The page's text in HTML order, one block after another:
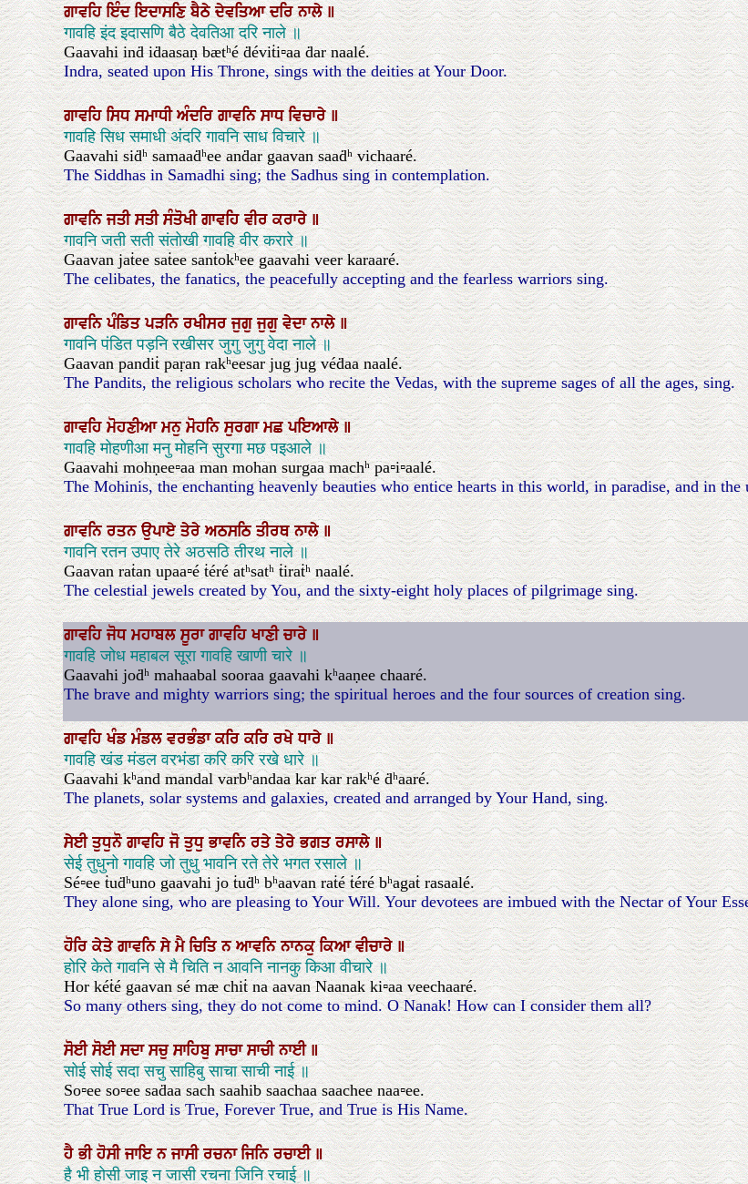
ਗਾਵਹਿਇੰਦਇਦਾਸਣਿਬੈਠੇਦੇਵਤਿਆਦਰਿਨਾਲੇ॥
गावहि इंद इदासणि बैठे देवतिआ दरि नाले ॥
Gaavahi inḋ iḋaasaṇ bætʰé ḋéviṫi▫aa ḋar naalé.
Indra, seated upon His Throne, sings with the deities at Your Door.
ਗਾਵਹਿਸਿਧਸਮਾਧੀਅੰਦਰਿਗਾਵਨਿਸਾਧਵਿਚਾਰੇ॥
गावहि सिध समाधी अंदरि गावनि साध विचारे ॥
Gaavahi siḋʰ samaaḋʰee anḋar gaavan saaḋʰ vichaaré.
The Siddhas in Samadhi sing; the Sadhus sing in contemplation.
ਗਾਵਨਿਜਤੀਸਤੀਸੰਤੋਖੀਗਾਵਹਿਵੀਰਕਰਾਰੇ॥
गावनि जती सती संतोखी गावहि वीर करारे ॥
Gaavan jaṫee saṫee sanṫokʰee gaavahi veer karaaré.
The celibates, the fanatics, the peacefully accepting and the fearless warriors sing.
ਗਾਵਨਿਪੰਡਿਤਪੜਨਿਰਖੀਸਰਜੁਗੁਜੁਗੁਵੇਦਾਨਾਲੇ॥
गावनि पंडित पड़नि रखीसर जुगु जुगु वेदा नाले ॥
Gaavan pandiṫ paṛan rakʰeesar jug jug véḋaa naalé.
The Pandits, the religious scholars who recite the Vedas, with the supreme sages of all the ages, sing.
ਗਾਵਹਿਮੋਹਣੀਆਮਨੁਮੋਹਨਿਸੁਰਗਾਮਛਪਇਆਲੇ॥
गावहि मोहणीआ मनु मोहनि सुरगा मछ पइआले ॥
Gaavahi mohṇee▫aa man mohan surgaa machʰ pa▫i▫aalé.
The Mohinis, the enchanting heavenly beauties who entice hearts in this world, in paradise, and in
ਗਾਵਨਿਰਤਨਉਪਾਏਤੇਰੇਅਠਸਠਿਤੀਰਥਨਾਲੇ॥
गावनि रतन उपाए तेरे अठसठि तीरथ नाले ॥
Gaavan raṫan upaa▫é ṫéré atʰsatʰ ṫiraṫʰ naalé.
The celestial jewels created by You, and the sixty-eight holy places of pilgrimage sing.
ਗਾਵਹਿ ਜੋਧ ਮਹਾਬਲ ਸੂਰਾਗਾਵਹਿ ਖਾਣੀਚਾਰੇ ॥
गावहि जोध महाबल सूरा गावहि खाणी चारे ॥
Gaavahi joḋʰ mahaabal sooraa gaavahi kʰaaṇee chaaré.
The brave and mighty warriors sing; the spiritual heroes and the four sources of creation sing.
ਗਾਵਹਿਖੰਡਮੰਡਲਵਰਭੰਡਾਕਰਿਕਰਿਰਖੇਧਾਰੇ॥
गावहि खंड मंडल वरभंडा करि करि रखे धारे ॥
Gaavahi kʰand mandal varbʰandaa kar kar rakʰé ḋʰaaré.
The planets, solar systems and galaxies, created and arranged by Your Hand, sing.
ਸੇਈਤੁਧੁਨੋਗਾਵਹਿਜੋਤੁਧੁਭਾਵਨਿਰਤੇਤੇਰੇਭਗਤਰਸਾਲੇ॥
सेई तुधुनो गावहि जो तुधु भावनि रते तेरे भगत रसाले ॥
Sé▫ee ṫuḋʰuno gaavahi jo ṫuḋʰ bʰaavan raṫé ṫéré bʰagaṫ rasaalé.
They alone sing, who are pleasing to Your Will. Your devotees are imbued with the Nectar of Your
ਹੋਰਿਕੇਤੇਗਾਵਨਿਸੇਮੈਚਿਤਿਨਆਵਨਿਨਾਨਕੁਕਿਆਵੀਚਾਰੇ॥
होरि केते गावनि से मै चिति न आवनि नानकु किआ वीचारे ॥
Hor kéṫé gaavan sé mæ chiṫ na aavan Naanak ki▫aa veechaaré.
So many others sing, they do not come to mind. O Nanak! How can I consider them all?
ਸੋਈਸੋਈਸਦਾਸਚੁਸਾਹਿਬੁਸਾਚਾਸਾਚੀਨਾਈ॥
सोई सोई सदा सचु साहिबु साचा साची नाई ॥
So▫ee so▫ee saḋaa sach saahib saachaa saachee naa▫ee.
That True Lord is True, Forever True, and True is His Name.
ਹੈਭੀਹੋਸੀਜਾਇਨਜਾਸੀਰਚਨਾਜਿਨਿਰਚਾਈ॥
है भी होसी जाइ न जासी रचना जिनि रचाई ॥